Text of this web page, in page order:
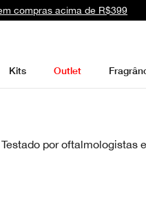
compras acima de R$399
Kits Outlet
por oftalmologistas